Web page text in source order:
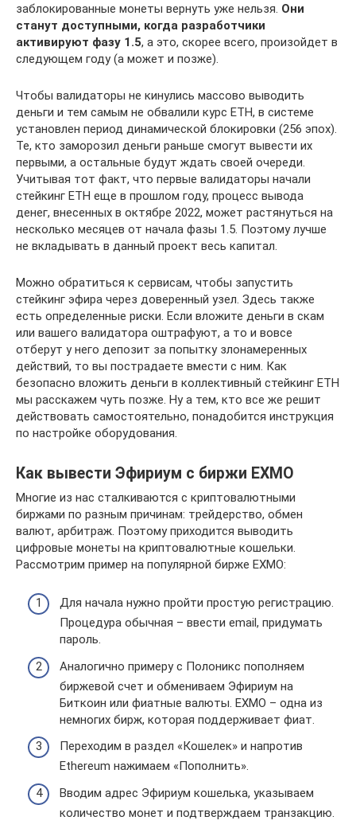
заблокированные монеты вернуть уже нельзя. Они
станут доступными, когда разработчики
активируют фазу 1.5, а это, скорее всего, произойдет в
следующем году (а может и позже).
Чтобы валидаторы не кинулись массово выводить
деньги и тем самым не обвалили курс ETH, в системе
установлен период динамической блокировки (256 эпох).
Те, кто заморозил деньги раньше смогут вывести их
первыми, а остальные будут ждать своей очереди.
Учитывая тот факт, что первые валидаторы начали
стейкинг ETH еще в прошлом году, процесс вывода
денег, внесенных в октябре 2022, может растянуться на
несколько месяцев от начала фазы 1.5. Поэтому лучше
не вкладывать в данный проект весь капитал.
Можно обратиться к сервисам, чтобы запустить
стейкинг эфира через доверенный узел. Здесь также
есть определенные риски. Если вложите деньги в скам
или вашего валидатора оштрафуют, а то и вовсе
отберут у него депозит за попытку злонамеренных
действий, то вы пострадаете вмести с ним. Как
безопасно вложить деньги в коллективный стейкинг ETH
мы расскажем чуть позже. Ну а тем, кто все же решит
действовать самостоятельно, понадобится инструкция
по настройке оборудования.
Как вывести Эфириум с биржи EXMO
Многие из нас сталкиваются с криптовалютными
биржами по разным причинам: трейдерство, обмен
валют, арбитраж. Поэтому приходится выводить
цифровые монеты на криптовалютные кошельки.
Рассмотрим пример на популярной бирже EXMO:
Для начала нужно пройти простую регистрацию.
Процедура обычная – ввести email, придумать
пароль.
Аналогично примеру с Полоникс пополняем
биржевой счет и обмениваем Эфириум на
Биткоин или фиатные валюты. EXMO – одна из
немногих бирж, которая поддерживает фиат.
Переходим в раздел «Кошелек» и напротив
Ethereum нажимаем «Пополнить».
Вводим адрес Эфириум кошелька, указываем
количество монет и подтверждаем транзакцию.